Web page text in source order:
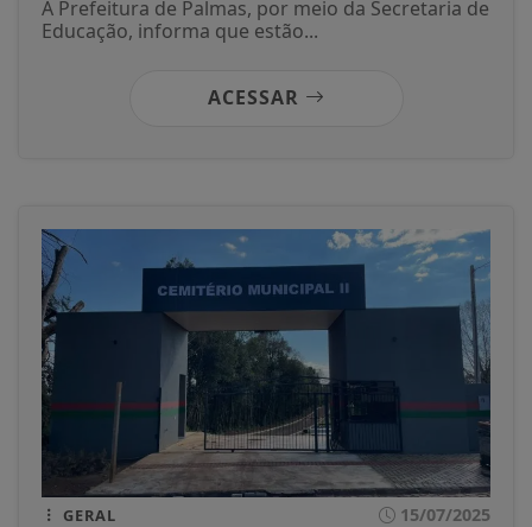
A Prefeitura de Palmas, por meio da Secretaria de
Educação, informa que estão...
ACESSAR
GERAL 15/07/2025